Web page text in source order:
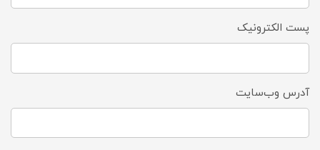
پست الکترونیک
آدرس وب‌سایت